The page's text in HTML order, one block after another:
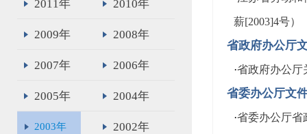
2011年 2010年
2009年 2008年
2007年 2006年
2005年 2004年
2003年 2002年
薪[2003]4号）
省政府办公厅
·省政府办公厅
省委办公厅文
·省委办公厅省